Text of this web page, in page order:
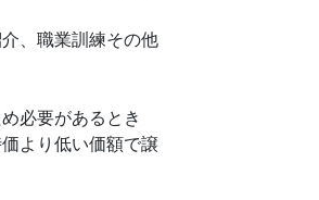
、職業訓練その他
必要があるとき
より低い価額で譲